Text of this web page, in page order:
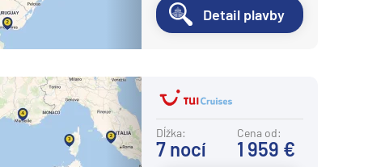
Detail plavby
Dĺžka:
7 nocí
Cena od:
1 959 €